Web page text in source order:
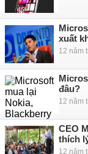
xuất
12 năm
đâu?
12 năm
CEO
thích
12 năm